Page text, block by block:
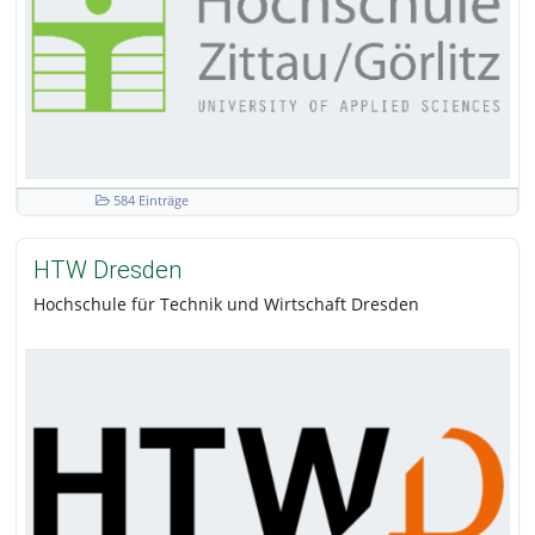
584 Einträge
HTW Dresden
Hochschule für Technik und Wirtschaft Dresden